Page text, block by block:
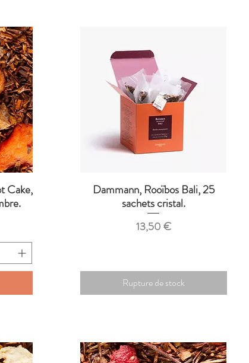
Cake,
Aperçu rapide
Dammann, Rooïbos Bali, 25
sachets cristal.
Prix
13,50 €
Rupture de stock